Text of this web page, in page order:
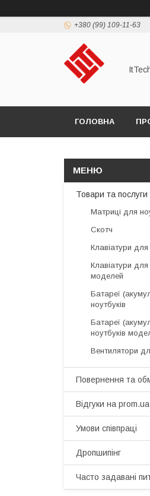
+380 (99) 109-11-63
ГОЛОВНА
Товари та послуги
Матриці для
Скотч
Клавіатури для
Клавіатури для
моделей
Батареї
ноутбуків
Батареї
ноутбуків
Вентилятори
Повернення та
Відгуки на prom.ua
Умови співпраці
Дропшипінг
Часто задавані